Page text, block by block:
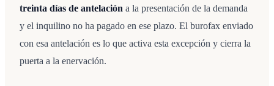
treinta días de antelación a la presentación de la demanda
y el inquilino no ha pagado en ese plazo. El burofax enviado
con esa antelación es lo que activa esta excepción y cierra la
puerta a la enervación.